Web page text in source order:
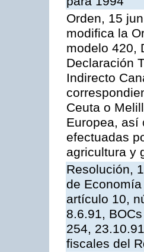
Orden, 15
modifica la
modelo 420,
Declaración
Indirecto
Ceuta o
Europea, así
efectuadas
agricultura y
Resolución,
de
artículo 10,
8.6.91,
254,
fiscales del